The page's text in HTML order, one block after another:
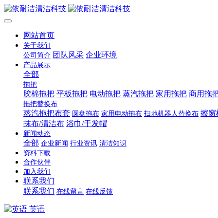
网站首页
关于我们
公司简介 团队风采 企业环境
产品展示
全部
拖把
胶棉拖把 平板拖把 电动拖把 蒸汽拖把 家用拖把 商用拖
拖把替换布
蒸汽拖把布套 圆盘拖布 家用电动拖布 扫地机器人替换布 擦窗
抹布/清洁布 浴巾/干发帽
新闻动态
全部 企业新闻 行业资讯 清洁知识
资料下载
合作伙伴
加入我们
联系我们
联系我们 在线留言 在线反馈
英语